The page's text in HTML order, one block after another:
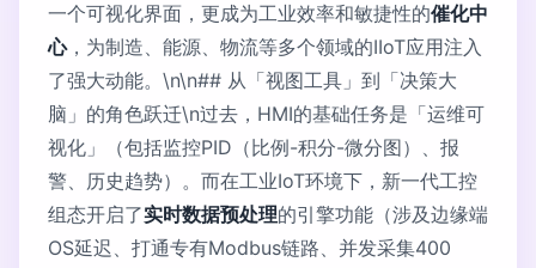
一个可视化界面，更成为工业效率和敏捷性的催化中
心，为制造、能源、物流等多个领域的IIoT应用注入
了强大动能。\n\n## 从「视图工具」到「决策大
脑」的角色跃迁\n过去，HMI的基础任务是「运维可
视化」（包括监控PID（比例-积分-微分图）、报
警、历史趋势）。而在工业IoT环境下，新一代工控
组态开启了实时数据预处理的引擎功能（涉及边缘端
OS延迟、打通专有Modbus链路、并发采集400